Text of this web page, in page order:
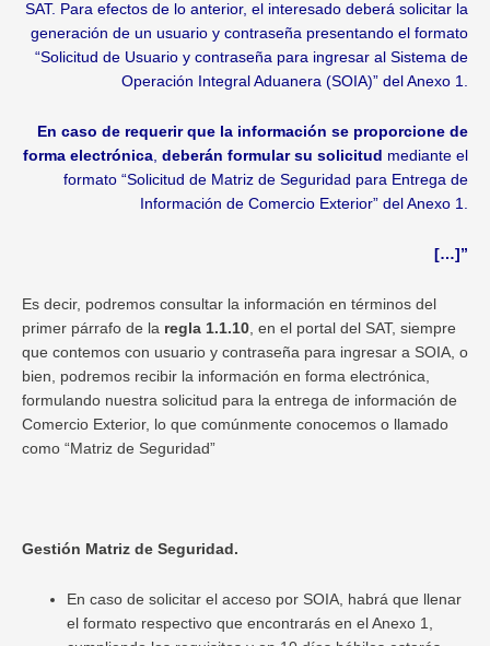
SAT. Para efectos de lo anterior, el interesado deberá solicitar la
generación de un usuario y contraseña presentando el formato
“Solicitud de Usuario y contraseña para ingresar al Sistema de
Operación Integral Aduanera (SOIA)” del Anexo 1.
En caso de requerir que la información se proporcione de
forma electrónica, deberán formular su solicitud mediante el
formato “Solicitud de Matriz de Seguridad para Entrega de
Información de Comercio Exterior” del Anexo 1.
[…]”
Es decir, podremos consultar la información en términos del
primer párrafo de la regla 1.1.10, en el portal del SAT, siempre
que contemos con usuario y contraseña para ingresar a SOIA, o
bien, podremos recibir la información en forma electrónica,
formulando nuestra solicitud para la entrega de información de
Comercio Exterior, lo que comúnmente conocemos o llamado
como “Matriz de Seguridad”
Gestión Matriz de Seguridad.
En caso de solicitar el acceso por SOIA, habrá que llenar
el formato respectivo que encontrarás en el Anexo 1,